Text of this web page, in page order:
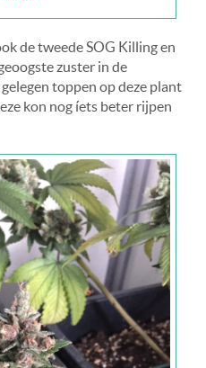
de tweede SOG Killing en
zuster in de
toppen op deze plant
kon nog íets beter rijpen